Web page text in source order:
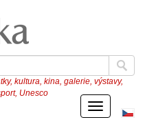
kultura, kina, galerie, výstavy,
Unesco
Menu